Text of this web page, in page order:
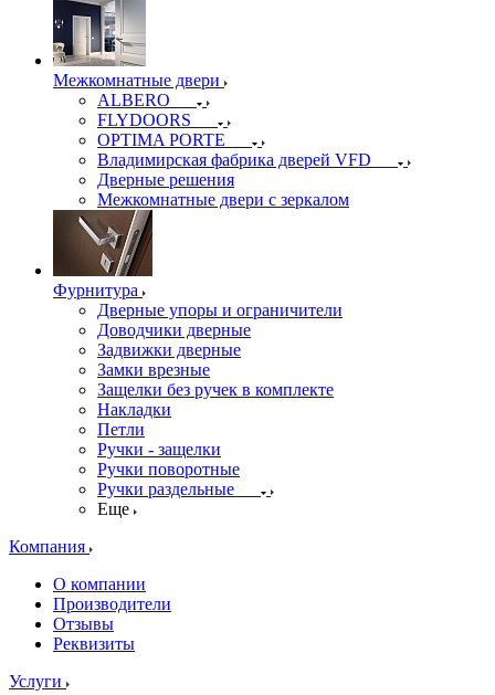
Межкомнатные двери
ALBERO
FLYDOORS
OPTIMA PORTE
Владимирская фабрика дверей VFD
Дверные решения
Межкомнатные двери c зеркалом
Фурнитура
Дверные упоры и ограничители
Доводчики дверные
Задвижки дверные
Замки врезные
Защелки без ручек в комплекте
Накладки
Петли
Ручки - защелки
Ручки поворотные
Ручки раздельные
Еще
Компания
О компании
Производители
Отзывы
Реквизиты
Услуги